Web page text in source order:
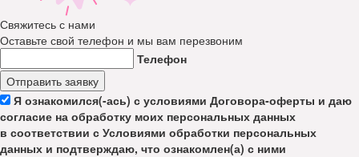
Свяжитесь с нами
Оставьте свой телефон и мы вам перезвоним
Телефон
Отправить заявку
Я ознакомился(-ась) с условиями Договора-оферты и даю
согласие на обработку моих персональных данных
в соответствии с Условиями обработки персональных
данных и подтверждаю, что ознакомлен(а) с ними